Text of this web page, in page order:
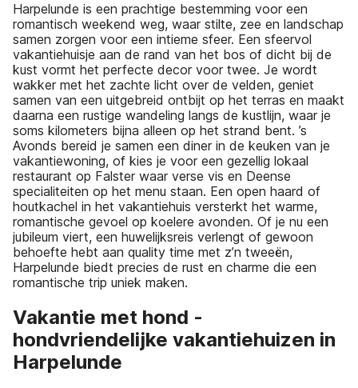
Harpelunde is een prachtige bestemming voor een
romantisch weekend weg, waar stilte, zee en landschap
samen zorgen voor een intieme sfeer. Een sfeervol
vakantiehuisje aan de rand van het bos of dicht bij de
kust vormt het perfecte decor voor twee. Je wordt
wakker met het zachte licht over de velden, geniet
samen van een uitgebreid ontbijt op het terras en maakt
daarna een rustige wandeling langs de kustlijn, waar je
soms kilometers bijna alleen op het strand bent. ’s
Avonds bereid je samen een diner in de keuken van je
vakantiewoning, of kies je voor een gezellig lokaal
restaurant op Falster waar verse vis en Deense
specialiteiten op het menu staan. Een open haard of
houtkachel in het vakantiehuis versterkt het warme,
romantische gevoel op koelere avonden. Of je nu een
jubileum viert, een huwelijksreis verlengt of gewoon
behoefte hebt aan quality time met z’n tweeën,
Harpelunde biedt precies de rust en charme die een
romantische trip uniek maken.
Vakantie met hond -
hondvriendelijke vakantiehuizen in
Harpelunde